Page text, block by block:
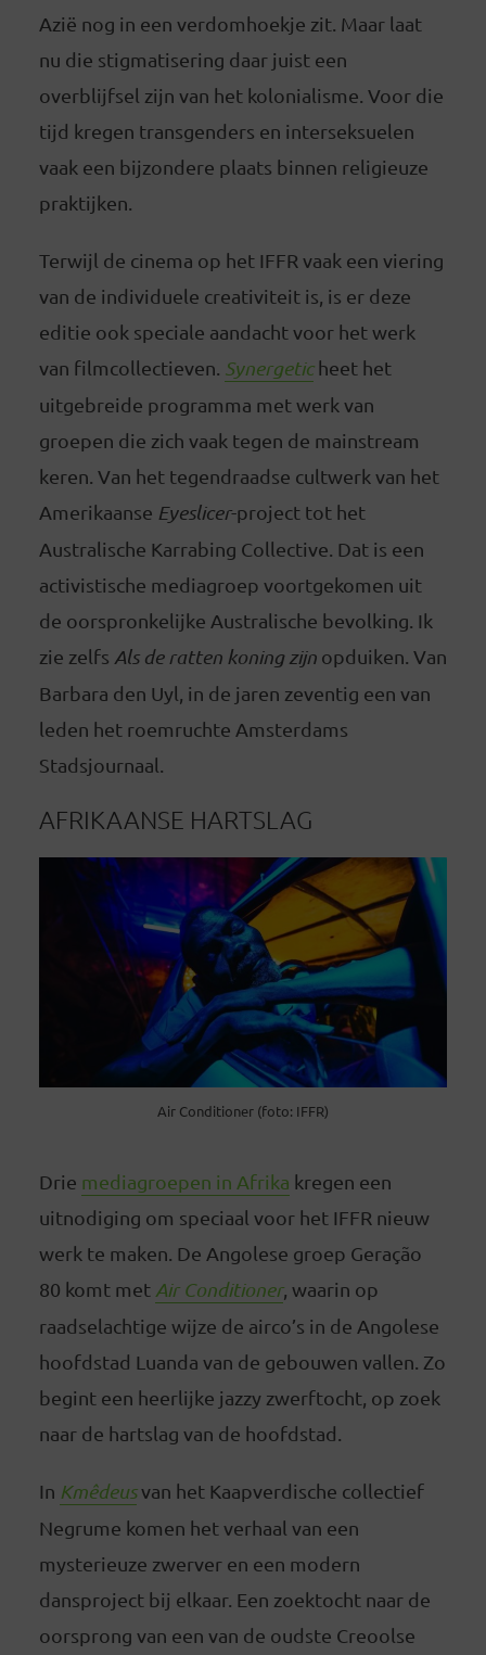
Azië nog in een verdomhoekje zit. Maar laat
nu die stigmatisering daar juist een
overblijfsel zijn van het kolonialisme. Voor die
tijd kregen transgenders en interseksuelen
vaak een bijzondere plaats binnen religieuze
praktijken.
Terwijl de cinema op het IFFR vaak een viering
van de individuele creativiteit is, is er deze
editie ook speciale aandacht voor het werk
van filmcollectieven. Synergeticheet het
uitgebreide programma met werk van
groepen die zich vaak tegen de mainstream
keren. Van het tegendraadse cultwerk van het
Amerikaanse Eyeslicer-project tot het
Australische Karrabing Collective. Dat is een
activistische mediagroep voortgekomen uit
de oorspronkelijke Australische bevolking. Ik
zie zelfs Als de ratten koning zijnopduiken. Van
Barbara den Uyl, in de jaren zeventig een van
leden het roemruchte Amsterdams
Stadsjournaal.
AFRIKAANSE HARTSLAG
Air Conditioner (foto: IFFR)
Drie mediagroepen in Afrika kregen een
uitnodiging om speciaal voor het IFFR nieuw
werk te maken. De Angolese groep Geração
80 komt met Air Conditioner, waarin op
raadselachtige wijze de airco’s in de Angolese
hoofdstad Luanda van de gebouwen vallen. Zo
begint een heerlijke jazzy zwerftocht, op zoek
naar de hartslag van de hoofdstad.
In Kmêdeusvan het Kaapverdische collectief
Negrume komen het verhaal van een
mysterieuze zwerver en een modern
dansproject bij elkaar. Een zoektocht naar de
oorsprong van een van de oudste Creoolse